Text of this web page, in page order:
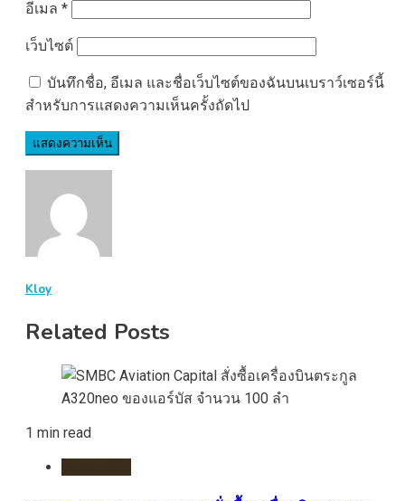
อีเมล *
เว็บไซต์
บันทึกชื่อ, อีเมล และชื่อเว็บไซต์ของฉันบนเบราว์เซอร์นี้
สำหรับการแสดงความเห็นครั้งถัดไป
Kloy
Related Posts
1 min read